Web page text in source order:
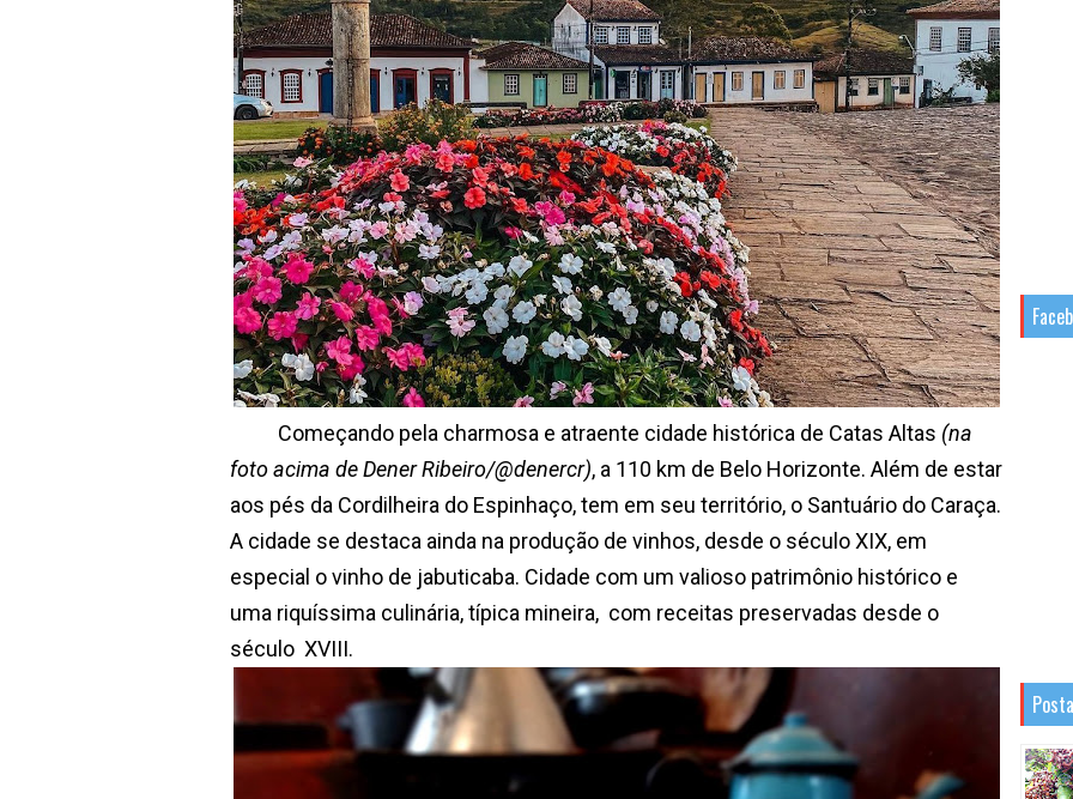
Começando pela charmosa e atraente cidade histórica de Catas Altas (na
foto acima de Dener Ribeiro/@denercr), a 110 km de Belo Horizonte. Além de estar
aos pés da Cordilheira do Espinhaço, tem em seu território, o Santuário do Caraça.
A cidade se destaca ainda na produção de vinhos, desde o século XIX, em
especial o vinho de jabuticaba. Cidade com um valioso patrimônio histórico e
uma riquíssima culinária, típica mineira, com receitas preservadas desde o
século XVIII.